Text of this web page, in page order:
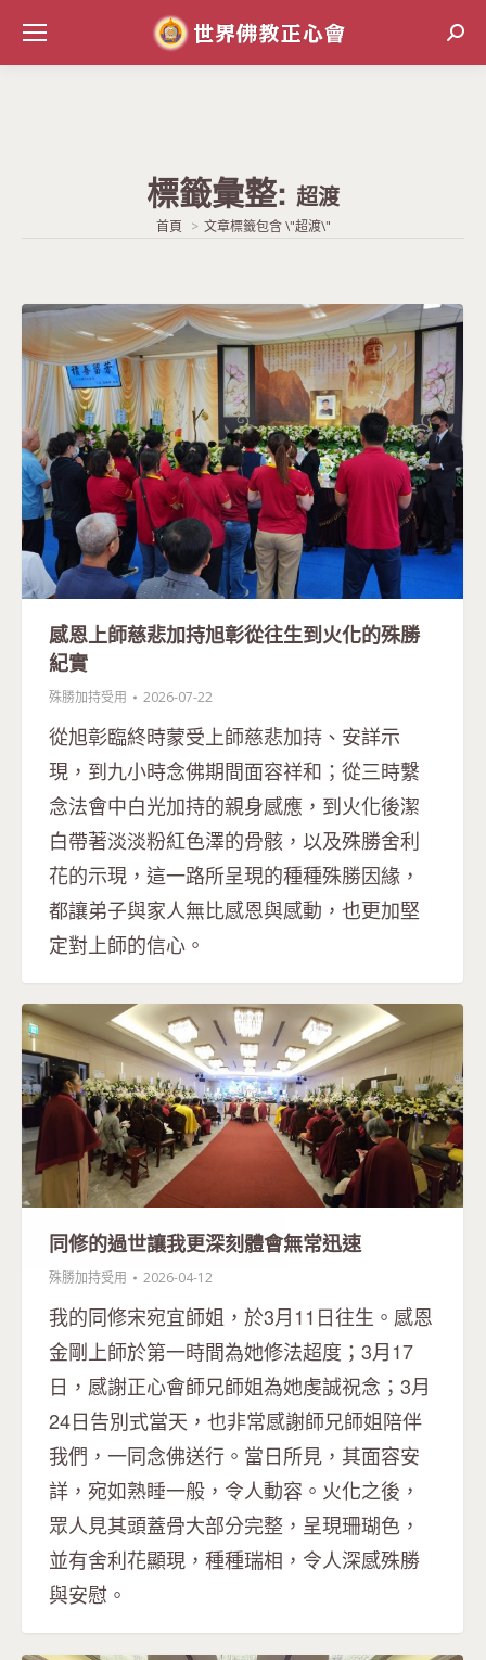
標籤彙整: 超渡
當前位置:
首頁 文章標籤包含 \"超渡\"
感恩上師慈悲加持旭彰從往生到火化的殊勝
紀實
殊勝加持受用 2026-07-22
從旭彰臨終時蒙受上師慈悲加持、安詳示
現，到九小時念佛期間面容祥和；從三時繫
念法會中白光加持的親身感應，到火化後潔
白帶著淡淡粉紅色澤的骨骸，以及殊勝舍利
花的示現，這一路所呈現的種種殊勝因緣，
都讓弟子與家人無比感恩與感動，也更加堅
定對上師的信心。
同修的過世讓我更深刻體會無常迅速
殊勝加持受用 2026-04-12
我的同修宋宛宜師姐，於3月11日往生。感恩
金剛上師於第一時間為她修法超度；3月17
日，感謝正心會師兄師姐為她虔誠祝念；3月
24日告別式當天，也非常感謝師兄師姐陪伴
我們，一同念佛送行。當日所見，其面容安
詳，宛如熟睡一般，令人動容。火化之後，
眾人見其頭蓋骨大部分完整，呈現珊瑚色，
並有舍利花顯現，種種瑞相，令人深感殊勝
與安慰。